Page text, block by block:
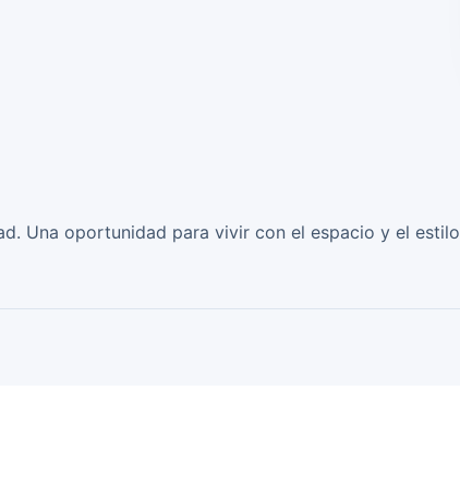
Una oportunidad para vivir con el espacio y el estilo